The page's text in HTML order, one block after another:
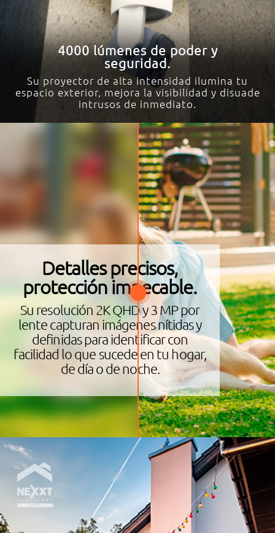
4000 lúmenes de poder y
seguridad.
Su proyector de alta intensidad ilumina tu
espacio exterior, mejora la visibilidad y disuade
intrusos de inmediato.
Detalles precisos,
protección impecable.
Su resolución 2K QHD y 3 MP por
lente capturan imágenes nítidas y
definidas para identificar con
facilidad lo que sucede en tu hogar,
de día o de noche.